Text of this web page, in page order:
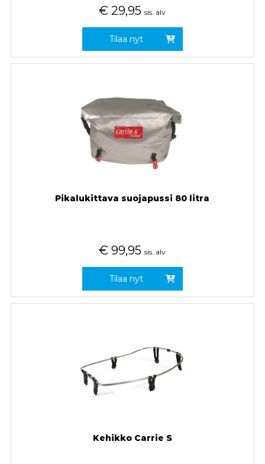
€ 29,95 sis. alv
Tilaa nyt
Pikalukittava suojapussi 80 litra
€ 99,95 sis. alv
Tilaa nyt
Kehikko Carrie S